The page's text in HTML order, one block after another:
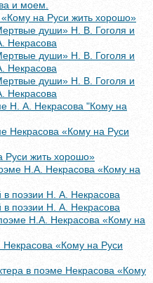
и моем.
на Руси жить хорошо»
души» Н. В. Гоголя и
Некрасова
души» Н. В. Гоголя и
Некрасова
души» Н. В. Гоголя и
Некрасова
Н. А. Некрасова "Кому на
Некрасова «Кому на Руси
Руси жить хорошо»
Н.А. Некрасова «Кому на
поэзии Н. А. Некрасова
поэзии Н. А. Некрасова
Н.А. Некрасова «Кому на
«Кому на Руси
в поэме Некрасова «Кому